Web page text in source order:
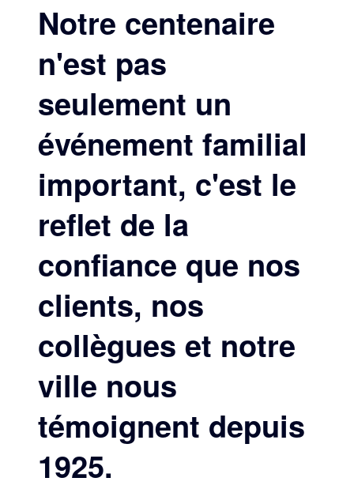
Notre centenaire
n'est pas
seulement un
événement familial
important, c'est le
reflet de la
confiance que nos
clients, nos
collègues et notre
ville nous
témoignent depuis
1925.